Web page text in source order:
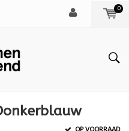
0
OP VOORRAAD